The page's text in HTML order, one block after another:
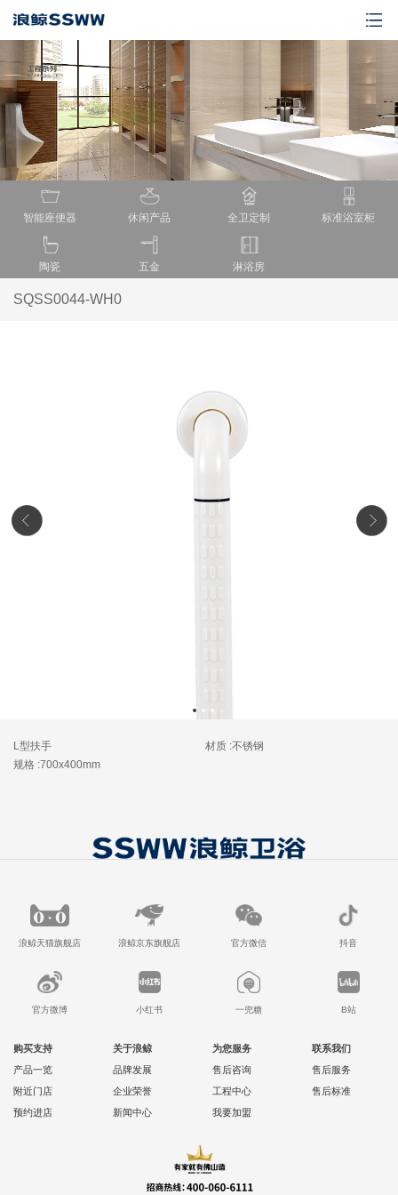
智能座便器 休闲产品 全卫定制 标准浴室柜
陶瓷 五金 淋浴房
SQSS0044-WH0
L型扶手
材质 :不锈钢
规格 :700x400mm
浪鲸天猫旗舰店 浪鲸京东旗舰店 官方微信 抖音
官方微博 小红书 一兜糖 B站
购买支持
产品一览
附近门店
预约进店
关于浪鲸
品牌发展
企业荣誉
新闻中心
为您服务
售后咨询
工程中心
我要加盟
联系我们
售后服务
售后标准